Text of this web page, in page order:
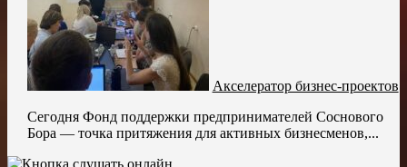
Акселератор бизнес-проектов
Сегодня Фонд поддержки предпринимателей Соснового
Бора — точка притяжения для активных бизнесменов,...